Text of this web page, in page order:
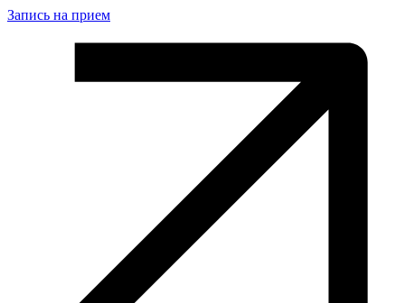
Запись на прием